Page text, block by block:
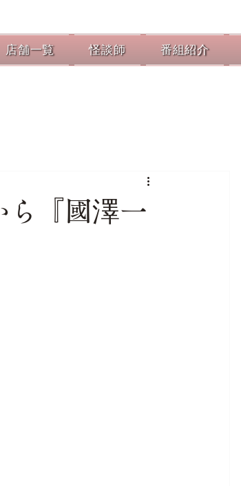
店舗一覧 怪談師 番組紹介
ら『國澤一